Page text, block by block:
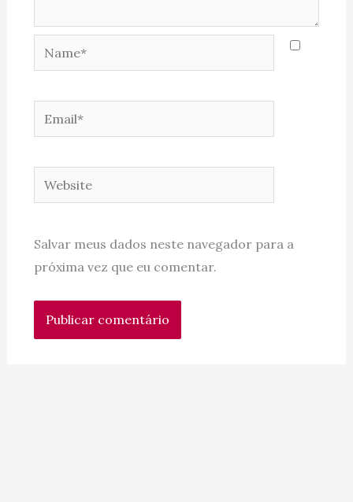
Name*
Email*
Website
Salvar meus dados neste navegador para a
próxima vez que eu comentar.